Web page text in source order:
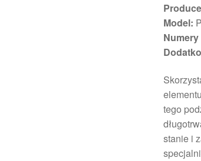
Model:
tego
stanie i